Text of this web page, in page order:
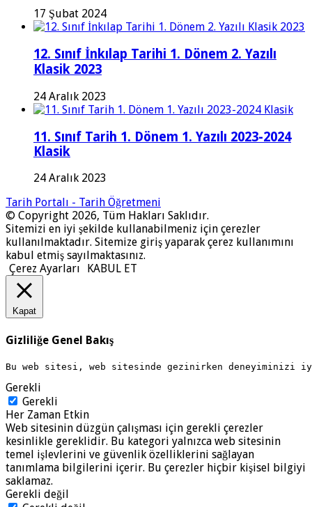
17 Şubat 2024
12. Sınıf İnkılap Tarihi 1. Dönem 2. Yazılı
Klasik 2023
24 Aralık 2023
11. Sınıf Tarih 1. Dönem 1. Yazılı 2023-2024
Klasik
24 Aralık 2023
Tarih Portalı - Tarih Öğretmeni
© Copyright 2026, Tüm Hakları Saklıdır.
Sitemizi en iyi şekilde kullanabilmeniz için çerezler
kullanılmaktadır. Sitemize giriş yaparak çerez kullanımını
kabul etmiş sayılmaktasınız.
Çerez Ayarları
KABUL ET
Kapat
Gizliliğe Genel Bakış
Bu web sitesi, web sitesinde gezinirken deneyiminizi
Gerekli
Gerekli
Her Zaman Etkin
Web sitesinin düzgün çalışması için gerekli çerezler
kesinlikle gereklidir. Bu kategori yalnızca web sitesinin
temel işlevlerini ve güvenlik özelliklerini sağlayan
tanımlama bilgilerini içerir. Bu çerezler hiçbir kişisel bilgiyi
saklamaz.
Gerekli değil